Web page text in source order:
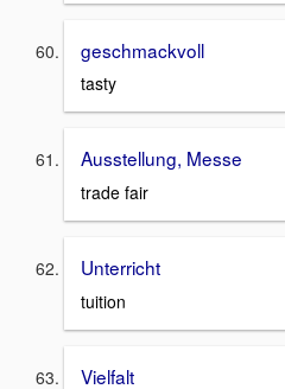
geschmackvoll
tasty
Ausstellung, Messe
trade fair
Unterricht
tuition
Vielfalt